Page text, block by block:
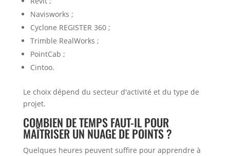
Navisworks ;
Cyclone REGISTER 360 ;
Trimble RealWorks ;
PointCab ;
Cintoo.
Le choix dépend du secteur d'activité et du type de
projet.
COMBIEN DE TEMPS FAUT-IL POUR
MAÎTRISER UN NUAGE DE POINTS ?
Quelques heures peuvent suffire pour apprendre à